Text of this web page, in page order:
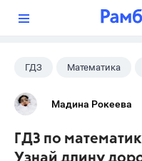
ГДЗ Математика
Мадина Рокеева
ГДЗ по